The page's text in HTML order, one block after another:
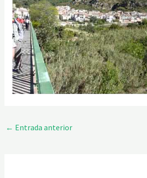
← Entrada anterior